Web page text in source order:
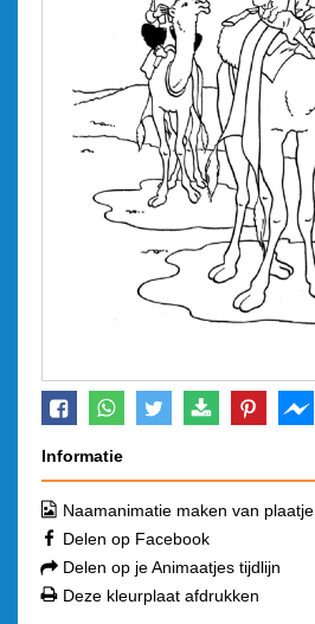
Informatie
Naamanimatie maken van plaatje
Delen op Facebook
Delen op je Animaatjes tijdlijn
Deze kleurplaat afdrukken